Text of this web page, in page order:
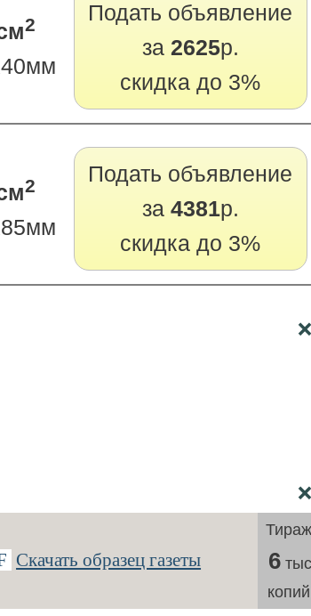
2
Подать объявление
за 2625р.
скидка до 3%
2
Подать объявление
за 4381р.
скидка до 3%
❌
❌
Скачать образец газеты
Тираж
6
копий